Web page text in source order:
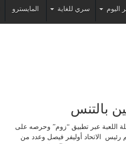
اليوم سري للغاية المايسترو
بالتنس
اللعبة عبر تطبيق “زوم” وحرصه على
رئيس الاتحاد أوليفر فيصل وعدد من